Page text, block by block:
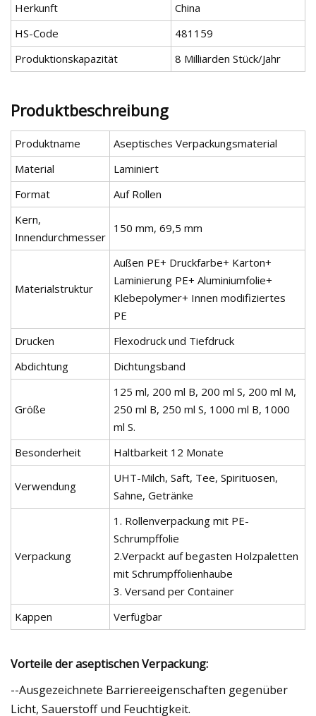
Herkunft
China
HS-Code
481159
Produktionskapazität
8 Milliarden Stück/Jahr
Produktbeschreibung
Produktname
Aseptisches Verpackungsmaterial
Material
Laminiert
Format
Auf Rollen
Kern,
Innendurchmesser
150 mm, 69,5 mm
Materialstruktur
Außen PE+ Druckfarbe+ Karton+
Laminierung PE+ Aluminiumfolie+
Klebepolymer+ Innen modifiziertes
PE
Drucken
Flexodruck und Tiefdruck
Abdichtung
Dichtungsband
Größe
125 ml, 200 ml B, 200 ml S, 200 ml M,
250 ml B, 250 ml S, 1000 ml B, 1000
ml S.
Besonderheit
Haltbarkeit 12 Monate
Verwendung
UHT-Milch, Saft, Tee, Spirituosen,
Sahne, Getränke
Verpackung
1. Rollenverpackung mit PE-
Schrumpffolie
2.Verpackt auf begasten Holzpaletten
mit Schrumpffolienhaube
3. Versand per Container
Kappen
Verfügbar
Vorteile der aseptischen Verpackung:
--Ausgezeichnete Barriereeigenschaften gegenüber
Licht, Sauerstoff und Feuchtigkeit.